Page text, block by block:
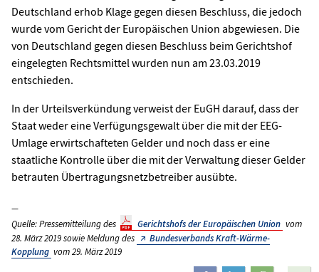
Deutschland erhob Klage gegen diesen Beschluss, die jedoch
wurde vom Gericht der Europäischen Union abgewiesen. Die
von Deutschland gegen diesen Beschluss beim Gerichtshof
eingelegten Rechtsmittel wurden nun am 23.03.2019
entschieden.
In der Urteilsverkündung verweist der EuGH darauf, dass der
Staat weder eine Verfügungsgewalt über die mit der EEG-
Umlage erwirtschafteten Gelder und noch dass er eine
staatliche Kontrolle über die mit der Verwaltung dieser Gelder
betrauten Übertragungsnetzbetreiber ausübte.
Quelle: Pressemitteilung des Gerichtshofs der Europäischen Union vom
28. März 2019 sowie Meldung des
Bundesverbands Kraft-Wärme-
Kopplung vom 29. März 2019